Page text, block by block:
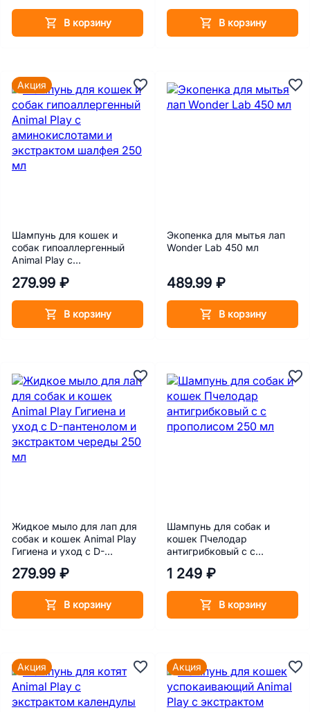
В корзину В корзину
Шампунь для кошек и
собак гипоаллергенный
Animal Play с
экстрактом шалфея 250
279.99 ₽
В корзину
Акция
Экопенка для мытья лап
Wonder Lab 450 мл
489.99 ₽
В корзину
Жидкое мыло для лап для
собак и кошек Animal Play
Гигиена и уход с D-
череды 250 мл
279.99 ₽
В корзину
Шампунь для собак и
кошек Пчелодар
антигрибковый с с
1 249 ₽
В корзину
Акция Акция